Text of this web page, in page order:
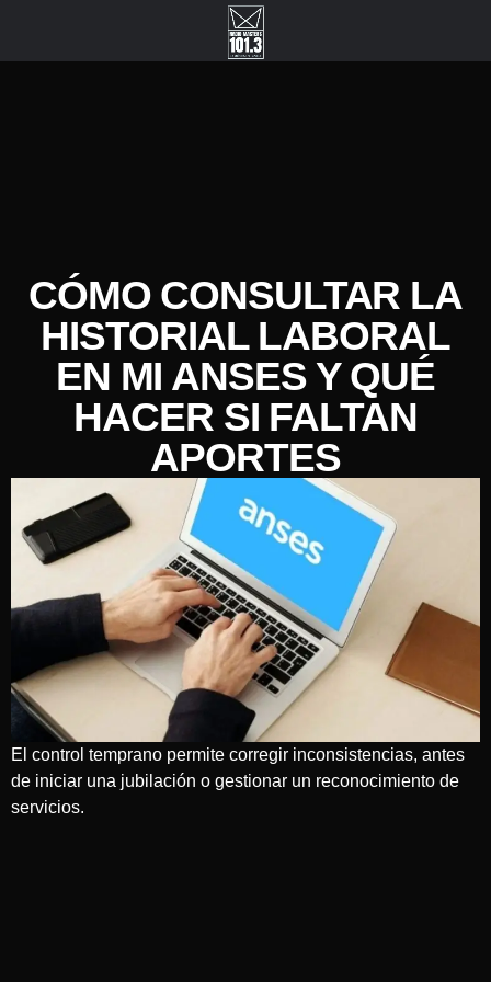
CÓMO CONSULTAR LA
HISTORIAL LABORAL
EN MI ANSES Y QUÉ
HACER SI FALTAN
APORTES
El control temprano permite corregir inconsistencias, antes
de iniciar una jubilación o gestionar un reconocimiento de
servicios.